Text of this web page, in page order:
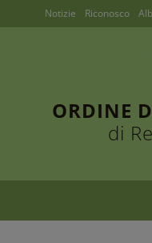
ORDINE
di
Notizie Riconosco